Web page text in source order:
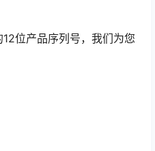
位产品序列号，我们为您